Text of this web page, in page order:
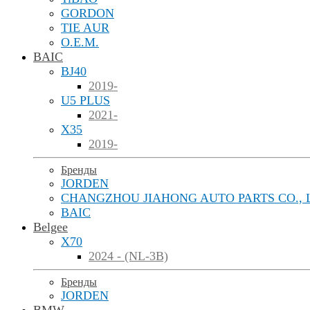
GORDON
TIE AUR
O.E.M.
BAIC
BJ40
2019-
U5 PLUS
2021-
X35
2019-
Бренды
JORDEN
CHANGZHOU JIAHONG AUTO PARTS CO.,
BAIC
Belgee
X70
2024 - (NL-3B)
Бренды
JORDEN